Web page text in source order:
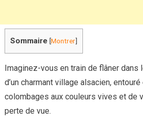
Sommaire [Montrer]
Imaginez-vous en train de flâner
d’un charmant village alsacien,
colombages aux couleurs vives et de
perte de vue.